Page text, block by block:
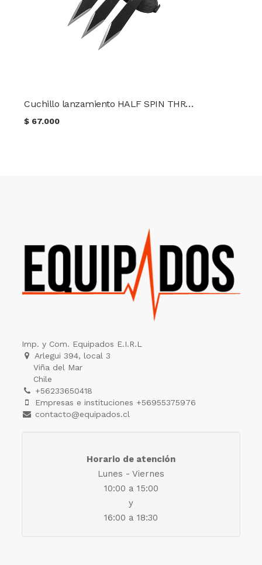
Cuchillo lanzamiento HALF SPIN THROWER CONDOR TK
$ 67.000
Imp. y Com. Equipados E.I.R.L
Arlegui 394, local 3
Viña del Mar
Chile
+56233650418
Empresas e instituciones +56955375976
contacto@equipados.cl
Horario de atención
Lunes - Viernes
10:00 a 15:00
y
16:00 a 18:30